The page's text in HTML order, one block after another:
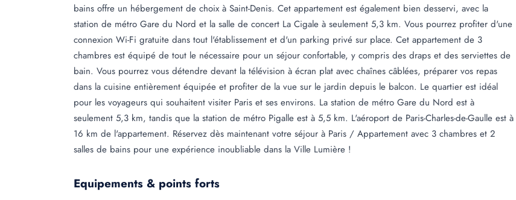
bains offre un hébergement de choix à Saint-Denis. Cet appartement est également bien desservi, avec la
station de métro Gare du Nord et la salle de concert La Cigale à seulement 5,3 km. Vous pourrez profiter d'une
connexion Wi-Fi gratuite dans tout l'établissement et d'un parking privé sur place. Cet appartement de 3
chambres est équipé de tout le nécessaire pour un séjour confortable, y compris des draps et des serviettes de
bain. Vous pourrez vous détendre devant la télévision à écran plat avec chaînes câblées, préparer vos repas
dans la cuisine entièrement équipée et profiter de la vue sur le jardin depuis le balcon. Le quartier est idéal
pour les voyageurs qui souhaitent visiter Paris et ses environs. La station de métro Gare du Nord est à
seulement 5,3 km, tandis que la station de métro Pigalle est à 5,5 km. L'aéroport de Paris-Charles-de-Gaulle est à
16 km de l'appartement. Réservez dès maintenant votre séjour à Paris / Appartement avec 3 chambres et 2
salles de bains pour une expérience inoubliable dans la Ville Lumière !
Equipements & points forts